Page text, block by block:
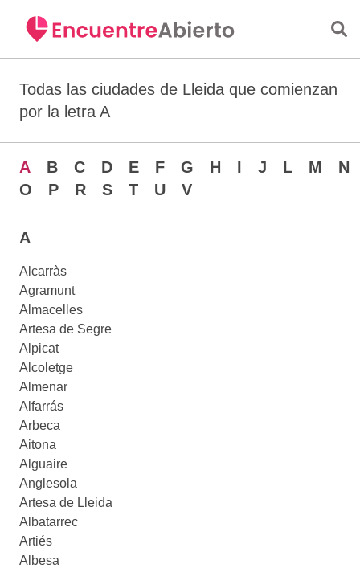
Todas las ciudades de Lleida que comienzan
por la letra A
A B C D E F G H I J L M
N
O
P R S T U V
A
Alcarràs
Agramunt
Almacelles
Artesa de Segre
Alpicat
Alcoletge
Almenar
Alfarrás
Arbeca
Aitona
Alguaire
Anglesola
Artesa de Lleida
Albatarrec
Artiés
Albesa